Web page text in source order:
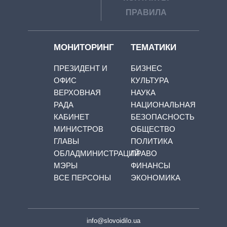
ПРАВИЛА
МОНИТОРИНГ
ПРЕЗИДЕНТ И
ОФИС
ВЕРХОВНАЯ
РАДА
КАБИНЕТ
МИНИСТРОВ
ГЛАВЫ
ОБЛАДМИНИСТРАЦИЙ
МЭРЫ
ВСЕ ПЕРСОНЫ
ТЕМАТИКИ
БИЗНЕС
КУЛЬТУРА
НАУКА
НАЦИОНАЛЬНАЯ
БЕЗОПАСНОСТЬ
ОБЩЕСТВО
ПОЛИТИКА
ПРАВО
ФИНАНСЫ
ЭКОНОМИКА
info@slovoidilo.ua